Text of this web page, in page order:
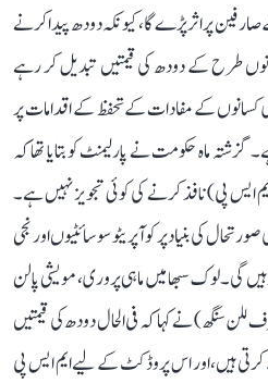
پر اثر پڑے گا، کیونکہ دودھ پیدا کرنے
طرح کے دودھ کی قیمتیں تبدیل کر رہے
کسانوں کے مفادات کے تحفظ کے اقدامات پر
ماہ حکومت نے پارلیمنٹ کو بتایا تھا کہ
ایس پی) نافذ کرنے کی کوئی تجویز نہیں ہے۔
کی بنیاد پر کوآپریٹو سوسائٹیوں اور نجی
گی۔ لوک سبھا میں ماہی پروری، مویشی پالن
سنگھ) نے کہا کہ فی الحال دودھ کی قیمتیں
کرتی ہیں، اور اس پروڈکٹ کے لیے ایم ایس پی